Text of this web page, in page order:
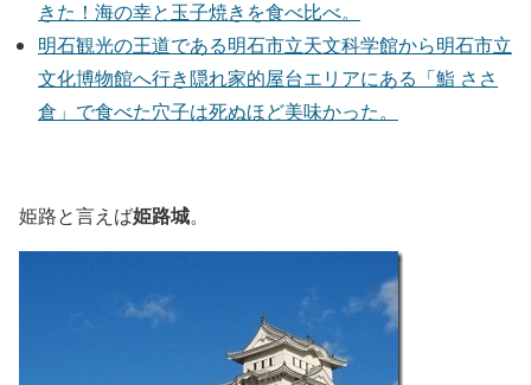
きた！海の幸と玉子焼きを食べ比べ。
明石観光の王道である明石市立天文科学館から明石市立
文化博物館へ行き隠れ家的屋台エリアにある「鮨 ささ
倉」で食べた穴子は死ぬほど美味かった。
姫路と言えば姫路城。